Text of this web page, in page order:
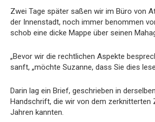
Zwei Tage später saßen wir im Büro von
der Innenstadt, noch immer benommen
schob eine dicke Mappe über seinen
„Bevor wir die rechtlichen Aspekte
sanft, „möchte Suzanne, dass Sie dies
Darin lag ein Brief, geschrieben in
Handschrift, die wir von dem zerknitterten
Jahren kannten.